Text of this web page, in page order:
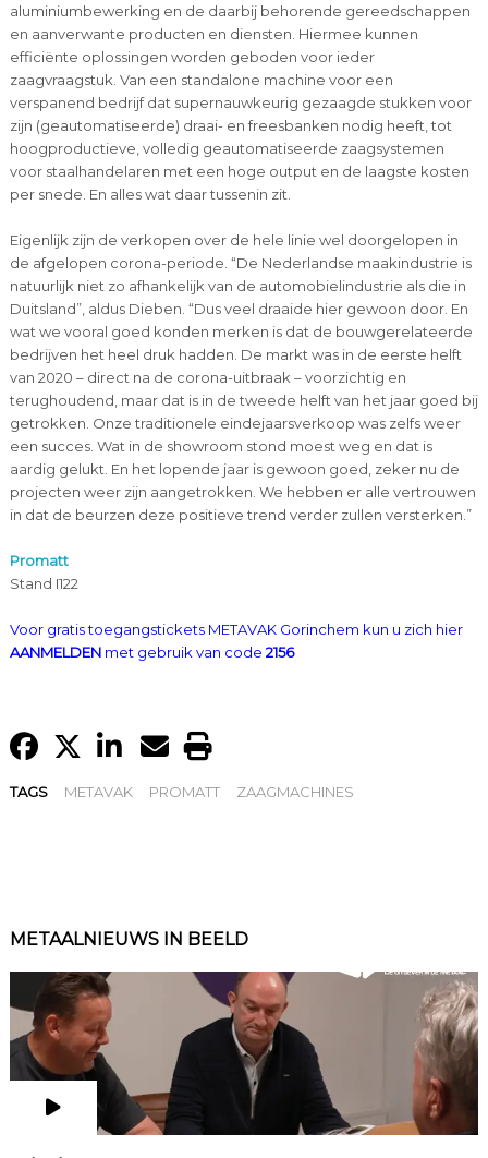
aluminiumbewerking en de daarbij behorende gereedschappen
en aanverwante producten en diensten. Hiermee kunnen
efficiënte oplossingen worden geboden voor ieder
zaagvraagstuk. Van een standalone machine voor een
verspanend bedrijf dat supernauwkeurig gezaagde stukken voor
zijn (geautomatiseerde) draai- en freesbanken nodig heeft, tot
hoogproductieve, volledig geautomatiseerde zaagsystemen
voor staalhandelaren met een hoge output en de laagste kosten
per snede. En alles wat daar tussenin zit.
Eigenlijk zijn de verkopen over de hele linie wel doorgelopen in
de afgelopen corona-periode. “De Nederlandse maakindustrie is
natuurlijk niet zo afhankelijk van de automobielindustrie als die in
Duitsland”, aldus Dieben. “Dus veel draaide hier gewoon door. En
wat we vooral goed konden merken is dat de bouwgerelateerde
bedrijven het heel druk hadden. De markt was in de eerste helft
van 2020 – direct na de corona-uitbraak – voorzichtig en
terughoudend, maar dat is in de tweede helft van het jaar goed bij
getrokken. Onze traditionele eindejaarsverkoop was zelfs weer
een succes. Wat in de showroom stond moest weg en dat is
aardig gelukt. En het lopende jaar is gewoon goed, zeker nu de
projecten weer zijn aangetrokken. We hebben er alle vertrouwen
in dat de beurzen deze positieve trend verder zullen versterken.”
Promatt
Stand I122
Voor gratis toegangstickets METAVAK Gorinchem kun u zich hier
AANMELDENmet gebruik van code 2156
TAGS METAVAK PROMATT ZAAGMACHINES
METAALNIEUWS IN BEELD